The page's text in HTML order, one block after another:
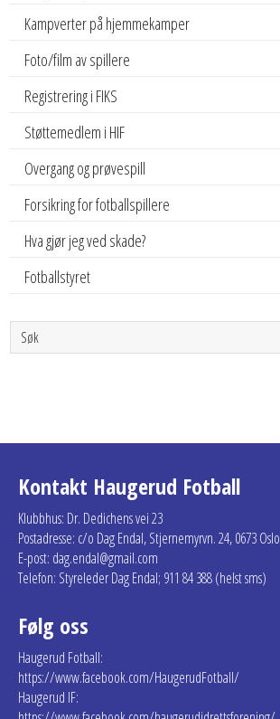
Kampverter på hjemmekamper
Foto/film av spillere
Registrering i FIKS
Støttemedlem i HIF
Overgang og prøvespill
Forsikring for fotballspillere
Hva gjør jeg ved skade?
Fotballstyret
Kontakt Haugerud Fotball
Klubbhus: Dr. Dedichens vei 23
Postadresse: c/o Dag Endal, Stjernemyrvn. 24, 0673 Oslo
E-post: dag.endal@gmail.com
Telefon: Styreleder Dag Endal; 911 84 388 (helst sms)
Følg oss
Haugerud Fotball:
https://www.facebook.com/HaugerudFotball/
Haugerud IF: